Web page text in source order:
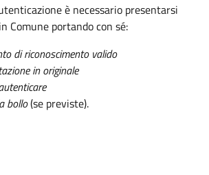
è necessario presentarsi
Comune portando con sé:
di riconoscimento valido
in originale
bollo(se previste).